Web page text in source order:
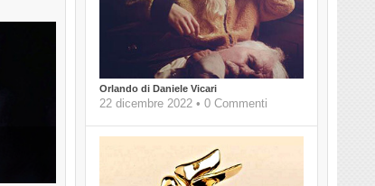
Orlando di Daniele Vicari
22 dicembre 2022 • 0 Commenti